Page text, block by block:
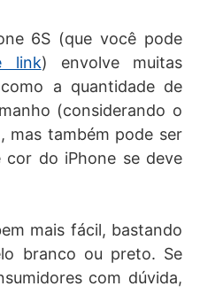
6S (que você pode
link) envolve muitas
a quantidade de
(considerando o
mas também pode ser
do iPhone se deve
mais fácil, bastando
branco ou preto. Se
com dúvida,